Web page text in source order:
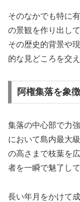
そのなかでも特に
の景観を作り出し
その歴史的背景や
的な見どころを交
阿権集落を象
集落の中心部で力
において島内最大
の高さまで枝葉を
者を一瞬で魅了し
長い年月をかけて